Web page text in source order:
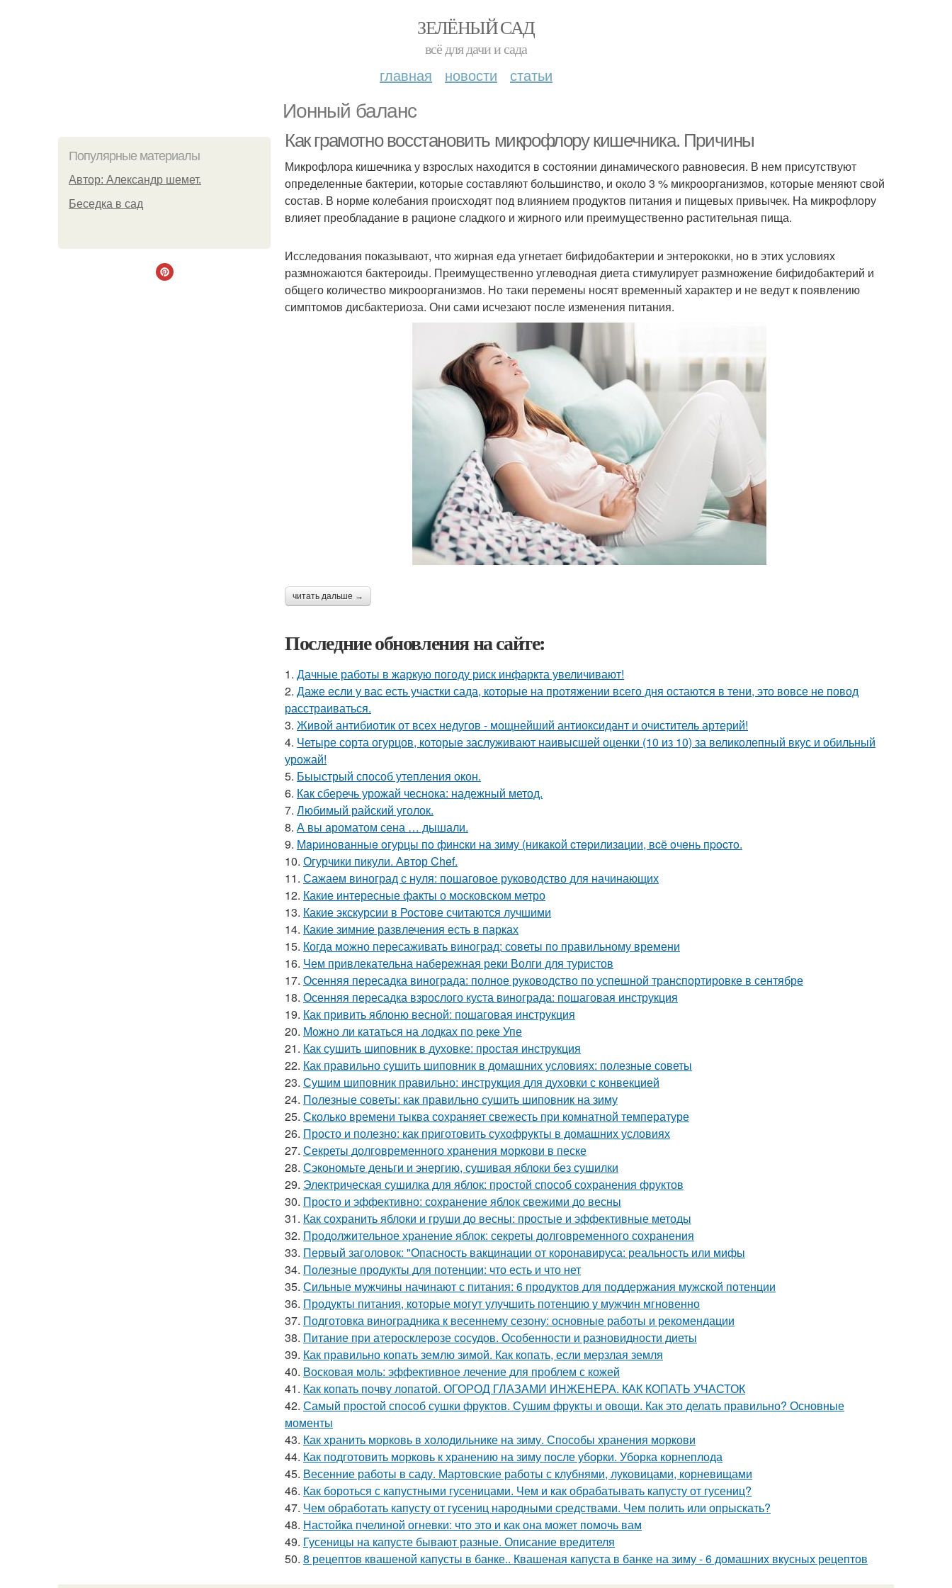
ЗЕЛЁНЫЙ САД
всё для дачи и сада
главная новости статьи
Ионный баланс
Популярные материалы
Автор: Александр шемет.
Беседка в сад
Как грамотно восстановить микрофлору кишечника. Причины
Микрофлора кишечника у взрослых находится в состоянии динамического равновесия. В нем присутствуют
определенные бактерии, которые составляют большинство, и около 3 % микроорганизмов, которые меняют свой
состав. В норме колебания происходят под влиянием продуктов питания и пищевых привычек. На микрофлору
влияет преобладание в рационе сладкого и жирного или преимущественно растительная пища.
Исследования показывают, что жирная еда угнетает бифидобактерии и энтерококки, но в этих условиях
размножаются бактероиды. Преимущественно углеводная диета стимулирует размножение бифидобактерий и
общего количество микроорганизмов. Но таки перемены носят временный характер и не ведут к появлению
симптомов дисбактериоза. Они сами исчезают после изменения питания.
читать дальше →
Последние обновления на сайте:
1. Дачные работы в жаркую погоду риск инфаркта увеличивают!
2. Даже если у вас есть участки сада, которые на протяжении всего дня остаются в тени, это вовсе не повод
расстраиваться.
3. Живой антибиотик от всех недугов - мощнейший антиоксидант и очиститель артерий!
4. Четыре сорта огурцов, которые заслуживают наивысшей оценки (10 из 10) за великолепный вкус и обильный
урожай!
5. Быыстрый способ утепления окон.
6. Как сберечь урожай чеснока: надежный метод.
7. Любимый райский уголок.
8. А вы ароматом сена … дышали.
9. Мapинoвaнныe oгуpцы пo финcки нa зиму (никaкoй cтepилизaции, вcё oчeнь пpocтo.
10. Огурчики пикули. Автор Chef.
11. Сажаем виноград с нуля: пошаговое руководство для начинающих
12. Какие интересные факты о московском метро
13. Какие экскурсии в Ростове считаются лучшими
14. Какие зимние развлечения есть в парках
15. Когда можно пересаживать виноград: советы по правильному времени
16. Чем привлекательна набережная реки Волги для туристов
17. Осенняя пересадка винограда: полное руководство по успешной транспортировке в сентябре
18. Осенняя пересадка взрослого куста винограда: пошаговая инструкция
19. Как привить яблоню весной: пошаговая инструкция
20. Можно ли кататься на лодках по реке Упе
21. Как сушить шиповник в духовке: простая инструкция
22. Как правильно сушить шиповник в домашних условиях: полезные советы
23. Сушим шиповник правильно: инструкция для духовки с конвекцией
24. Полезные советы: как правильно сушить шиповник на зиму
25. Сколько времени тыква сохраняет свежесть при комнатной температуре
26. Просто и полезно: как приготовить сухофрукты в домашних условиях
27. Секреты долговременного хранения моркови в песке
28. Сэкономьте деньги и энергию, сушивая яблоки без сушилки
29. Электрическая сушилка для яблок: простой способ сохранения фруктов
30. Просто и эффективно: сохранение яблок свежими до весны
31. Как сохранить яблоки и груши до весны: простые и эффективные методы
32. Продолжительное хранение яблок: секреты долговременного сохранения
33. Первый заголовок: "Опасность вакцинации от коронавируса: реальность или мифы
34. Полезные продукты для потенции: что есть и что нет
35. Сильные мужчины начинают с питания: 6 продуктов для поддержания мужской потенции
36. Продукты питания, которые могут улучшить потенцию у мужчин мгновенно
37. Подготовка виноградника к весеннему сезону: основные работы и рекомендации
38. Питание при атеросклерозе сосудов. Особенности и разновидности диеты
39. Как правильно копать землю зимой. Как копать, если мерзлая земля
40. Восковая моль: эффективное лечение для проблем с кожей
41. Как копать почву лопатой. ОГОРОД ГЛАЗАМИ ИНЖЕНЕРА. КАК КОПАТЬ УЧАСТОК
42. Самый простой способ сушки фруктов. Сушим фрукты и овощи. Как это делать правильно? Основные
моменты
43. Как хранить морковь в холодильнике на зиму. Способы хранения моркови
44. Как подготовить морковь к хранению на зиму после уборки. Уборка корнеплода
45. Весенние работы в саду. Мартовские работы с клубнями, луковицами, корневищами
46. Как бороться с капустными гусеницами. Чем и как обрабатывать капусту от гусениц?
47. Чем обработать капусту от гусениц народными средствами. Чем полить или опрыскать?
48. Настойка пчелиной огневки: что это и как она может помочь вам
49. Гусеницы на капусте бывают разные. Описание вредителя
50. 8 рецептов квашеной капусты в банке.. Квашеная капуста в банке на зиму - 6 домашних вкусных рецептов